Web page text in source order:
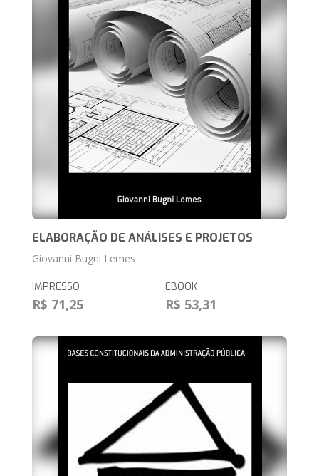
ELABORAÇÃO DE ANÁLISES E PROJETOS
Giovanni Bugni Lemes
IMPRESSO
R$ 71,25
EBOOK
R$ 53,31